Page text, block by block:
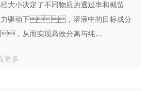
大小决定了不同物质的透过率和截留
驱动下，溶液中的目标成分
，从而实现高效分离与纯
更多